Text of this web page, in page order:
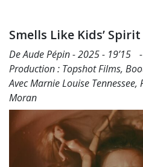
Smells Like Kids’ Spirit
De Aude Pépin - 2025 - 19’15 -
Production : Topshot Films,
Avec Marnie Louise
Moran